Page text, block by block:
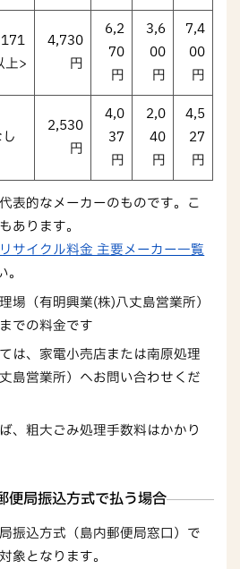
上>
4,730
円
6,2
70
円
3,6
00
円
7,4
00
円
2,530
円
4,0
37
円
2,0
40
円
4,5
27
円
表的なメーカーのものです。こ
あります。
リサイクル料金 主要メーカー一覧
場（有明興業(株)八丈島営業所）
での料金です
は、家電小売店または南原処理
島営業所）へお問い合わせくだ
、粗大ごみ処理手数料はかかり
便局振込方式で払う場合
振込方式（島内郵便局窓口）で
象となります。